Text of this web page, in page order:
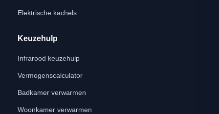
Elektrische kachels
Keuzehulp
Infrarood keuzehulp
Vermogenscalculator
Badkamer verwarmen
Woonkamer verwarmen